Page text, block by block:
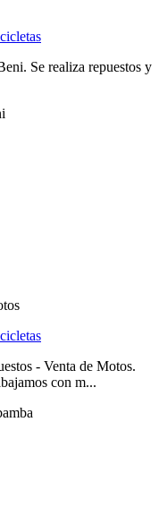
Se realiza repuestos y
- Venta de Motos.
con m...